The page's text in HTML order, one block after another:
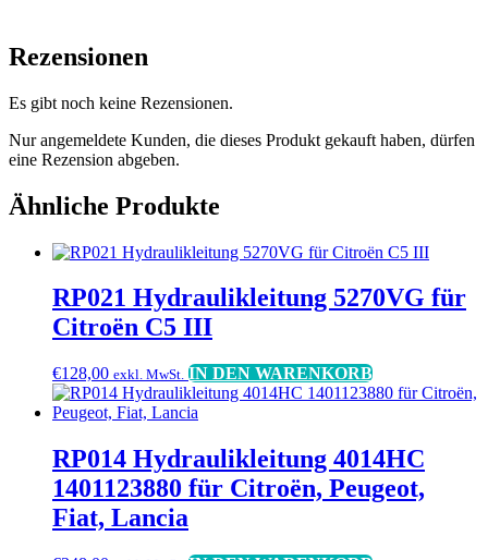
Rezensionen
Es gibt noch keine Rezensionen.
Nur angemeldete Kunden, die dieses Produkt gekauft haben, dürfen
eine Rezension abgeben.
Ähnliche Produkte
RP021 Hydraulikleitung 5270VG für
Citroën C5 III
€128,00 exkl. MwSt. IN DEN WARENKORB
RP014 Hydraulikleitung 4014HC
1401123880 für Citroën, Peugeot,
Fiat, Lancia